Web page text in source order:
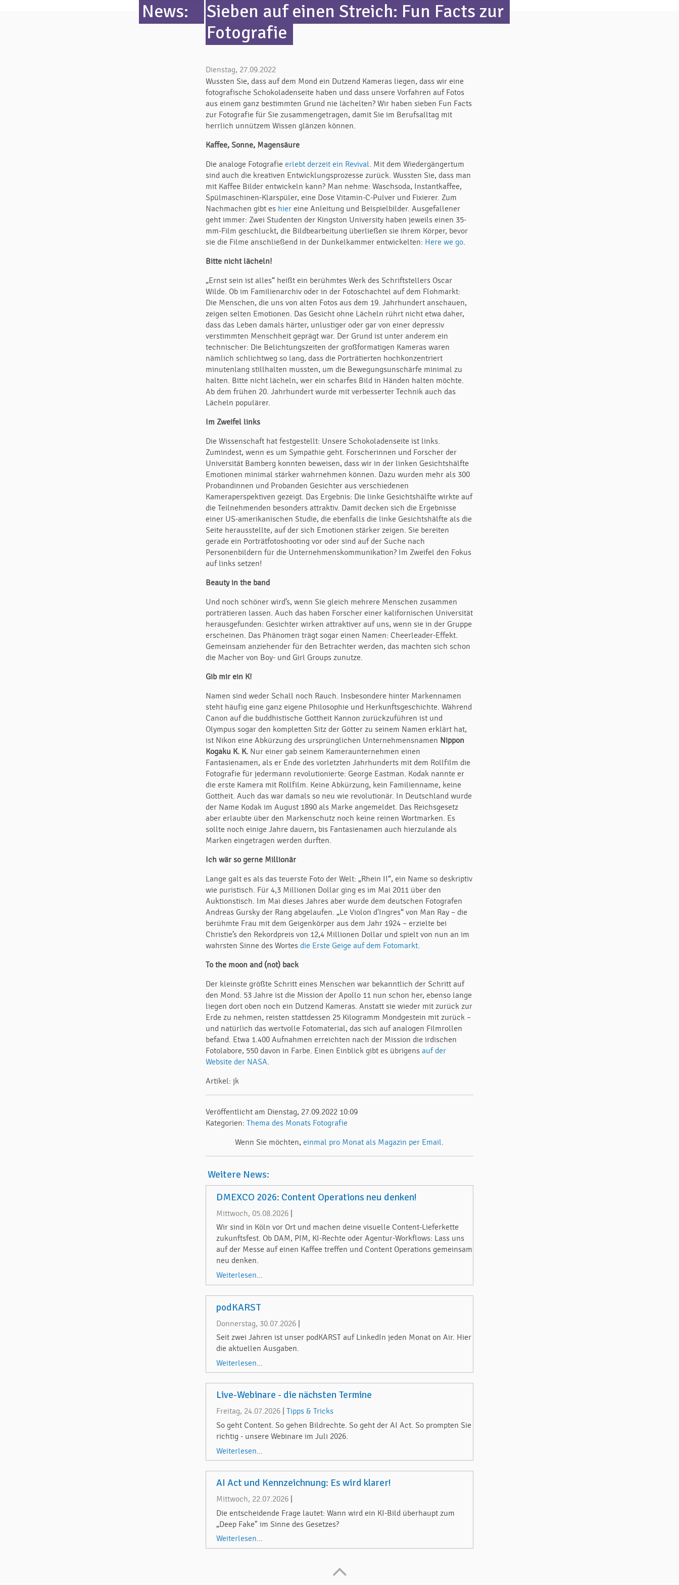
News:
Sieben auf einen Streich: Fun Facts zur
Fotografie
Dienstag, 27.09.2022
Wussten Sie, dass auf dem Mond ein Dutzend Kameras liegen, dass wir eine
fotografische Schokoladenseite haben und dass unsere Vorfahren auf Fotos
aus einem ganz bestimmten Grund nie lächelten? Wir haben sieben Fun Facts
zur Fotografie für Sie zusammengetragen, damit Sie im Berufsalltag mit
herrlich unnützem Wissen glänzen können.
Kaffee, Sonne, Magensäure
Die analoge Fotografieerlebt derzeit ein Revival. Mit dem Wiedergängertum
sind auch die kreativen Entwicklungsprozesse zurück. Wussten Sie, dass man
mit Kaffee Bilder entwickeln kann? Man nehme: Waschsoda, Instantkaffee,
Spülmaschinen-Klarspüler, eine Dose Vitamin-C-Pulver und Fixierer. Zum
Nachmachen gibt es hier eine Anleitung und Beispielbilder. Ausgefallener
geht immer: Zwei Studenten der Kingston University haben jeweils einen 35-
mm-Film geschluckt, die Bildbearbeitung überließen sie ihrem Körper, bevor
sie die Filme anschließend in der Dunkelkammer entwickelten: Here we go.
Bitte nicht lächeln!
„Ernst sein ist alles“ heißt ein berühmtes Werk des Schriftstellers Oscar
Wilde. Ob im Familienarchiv oder in der Fotoschachtel auf dem Flohmarkt:
Die Menschen, die uns von alten Fotos aus dem 19. Jahrhundert anschauen,
zeigen selten Emotionen. Das Gesicht ohne Lächeln rührt nicht etwa daher,
dass das Leben damals härter, unlustiger oder gar von einer depressiv
verstimmten Menschheit geprägt war. Der Grund ist unter anderem ein
technischer: Die Belichtungszeiten der großformatigen Kameras waren
nämlich schlichtweg so lang, dass die Porträtierten hochkonzentriert
minutenlang stillhalten mussten, um die Bewegungsunschärfe minimal zu
halten. Bitte nicht lächeln, wer ein scharfes Bild in Händen halten möchte.
Ab dem frühen 20. Jahrhundert wurde mit verbesserter Technik auch das
Lächeln populärer.
Im Zweifel links
Die Wissenschaft hat festgestellt: Unsere Schokoladenseite ist links.
Zumindest, wenn es um Sympathie geht. Forscherinnen und Forscher der
Universität Bamberg konnten beweisen, dass wir in der linken Gesichtshälfte
Emotionen minimal stärker wahrnehmen können. Dazu wurden mehr als 300
Probandinnen und Probanden Gesichter aus verschiedenen
Kameraperspektiven gezeigt. Das Ergebnis: Die linke Gesichtshälfte wirkte auf
die Teilnehmenden besonders attraktiv. Damit decken sich die Ergebnisse
einer US-amerikanischen Studie, die ebenfalls die linke Gesichtshälfte als die
Seite herausstellte, auf der sich Emotionen stärker zeigen. Sie bereiten
gerade ein Porträtfotoshooting vor oder sind auf der Suche nach
Personenbildern für die Unternehmenskommunikation? Im Zweifel den Fokus
auf links setzen!
Beauty in the band
Und noch schöner wird’s, wenn Sie gleich mehrere Menschen zusammen
porträtieren lassen. Auch das haben Forscher einer kalifornischen Universität
herausgefunden: Gesichter wirken attraktiver auf uns, wenn sie in der Gruppe
erscheinen. Das Phänomen trägt sogar einen Namen: Cheerleader-Effekt.
Gemeinsam anziehender für den Betrachter werden, das machten sich schon
die Macher von Boy- und Girl Groups zunutze.
Gib mir ein K!
Namen sind weder Schall noch Rauch. Insbesondere hinter Markennamen
steht häufig eine ganz eigene Philosophie und Herkunftsgeschichte. Während
Canon auf die buddhistische Gottheit Kannon zurückzuführen ist und
Olympus sogar den kompletten Sitz der Götter zu seinem Namen erklärt hat,
ist Nikon eine Abkürzung des ursprünglichen Unternehmensnamen Nippon
Kogaku K. K. Nur einer gab seinem Kameraunternehmen einen
Fantasienamen, als er Ende des vorletzten Jahrhunderts mit dem Rollfilm die
Fotografie für jedermann revolutionierte: George Eastman. Kodak nannte er
die erste Kamera mit Rollfilm. Keine Abkürzung, kein Familienname, keine
Gottheit. Auch das war damals so neu wie revolutionär. In Deutschland wurde
der Name Kodak im August 1890 als Marke angemeldet. Das Reichsgesetz
aber erlaubte über den Markenschutz noch keine reinen Wortmarken. Es
sollte noch einige Jahre dauern, bis Fantasienamen auch hierzulande als
Marken eingetragen werden durften.
Ich wär so gerne Millionär
Lange galt es als das teuerste Foto der Welt: „Rhein II“, ein Name so deskriptiv
wie puristisch. Für 4,3 Millionen Dollar ging es im Mai 2011 über den
Auktionstisch. Im Mai dieses Jahres aber wurde dem deutschen Fotografen
Andreas Gursky der Rang abgelaufen. „Le Violon d'Ingres“ von Man Ray – die
berühmte Frau mit dem Geigenkörper aus dem Jahr 1924 – erzielte bei
Christie’s den Rekordpreis von 12,4 Millionen Dollar und spielt von nun an im
wahrsten Sinne des Wortesdie Erste Geige auf dem Fotomarkt.
To the moon and (not) back
Der kleinste größte Schritt eines Menschen war bekanntlich der Schritt auf
den Mond. 53 Jahre ist die Mission der Apollo 11 nun schon her, ebenso lange
liegen dort oben noch ein Dutzend Kameras. Anstatt sie wieder mit zurück zur
Erde zu nehmen, reisten stattdessen 25 Kilogramm Mondgestein mit zurück –
und natürlich das wertvolle Fotomaterial, das sich auf analogen Filmrollen
befand. Etwa 1.400 Aufnahmen erreichten nach der Mission die irdischen
Fotolabore, 550 davon in Farbe. Einen Einblick gibt es übrigensauf der
Website der NASA.
Artikel: jk
Veröffentlicht am Dienstag, 27.09.2022 10:09
Kategorien:Thema des Monats Fotografie
Wenn Sie möchten,einmal pro Monat als Magazin per Email.
Weitere News:
DMEXCO 2026: Content Operations neu denken!
Mittwoch, 05.08.2026
Wir sind in Köln vor Ort und machen deine visuelle Content-Lieferkette
zukunftsfest. Ob DAM, PIM, KI-Rechte oder Agentur-Workflows: Lass uns
auf der Messe auf einen Kaffee treffen und Content Operations gemeinsam
neu denken.
Weiterlesen...
podKARST
Donnerstag, 30.07.2026
Seit zwei Jahren ist unser podKARST auf LinkedIn jeden Monat on Air. Hier
die aktuellen Ausgaben.
Weiterlesen...
Live-Webinare - die nächsten Termine
Freitag, 24.07.2026 |Tipps & Tricks
So geht Content. So gehen Bildrechte. So geht der AI Act. So prompten Sie
richtig - unsere Webinare im Juli 2026.
Weiterlesen...
AI Act und Kennzeichnung: Es wird klarer!
Mittwoch, 22.07.2026
Die entscheidende Frage lautet: Wann wird ein KI-Bild überhaupt zum
„Deep Fake" im Sinne des Gesetzes?
Weiterlesen...